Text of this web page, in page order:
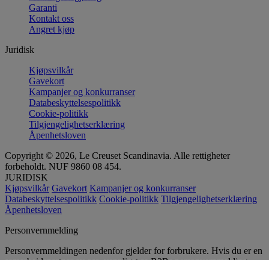
Garanti
Kontakt oss
Angret kjøp
Juridisk
Kjøpsvilkår
Gavekort
Kampanjer og konkurranser
Databeskyttelsespolitikk
Cookie-politikk
Tilgjengelighetserklæring
Åpenhetsloven
Copyright © 2026, Le Creuset Scandinavia. Alle rettigheter
forbeholdt. NUF 9860 08 454.
JURIDISK
Kjøpsvilkår Gavekort Kampanjer og konkurranser
Databeskyttelsespolitikk Cookie-politikk Tilgjengelighetserklæring
Åpenhetsloven
Personvernmelding
Personvernmeldingen nedenfor gjelder for forbrukere. Hvis du er en